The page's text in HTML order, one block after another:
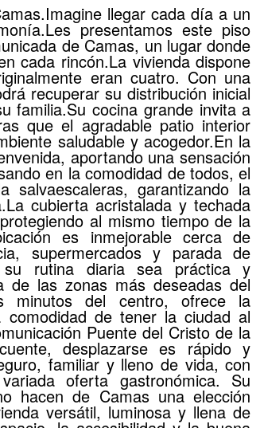
llegar cada día a un
presentamos este piso
de Camas, un lugar donde
cada rincón.La vivienda dispone
eran cuatro. Con una
recuperar su distribución inicial
familia.Su cocina grande invita a
que el agradable patio interior
saludable y acogedor.En la
aportando una sensación
en la comodidad de todos, el
salvaescaleras, garantizando la
cubierta acristalada y techada
al mismo tiempo de la
es inmejorable cerca de
supermercados y parada de
rutina diaria sea práctica y
de las zonas más deseadas del
minutos del centro, ofrece la
de tener la ciudad al
Puente del Cristo de la
desplazarse es rápido y
familiar y lleno de vida, con
oferta gastronómica. Su
hacen de Camas una elección
versátil, luminosa y llena de